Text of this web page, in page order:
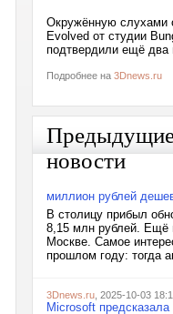
Окружённую слухами
Evolved от студии
подтвердили ещё два
Подробнее на 3Dnews.ru
новости
миллион рублей
В столицу прибыл
8,15 млн рублей. Ещё
Москве. Самое
прошлом году: тогда
3Dnews.ru , 2025-10-03
Microsoft